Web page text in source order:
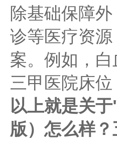
除基础保障
诊等医疗资源
案。例如，
三甲医院床
以上就是关
版）怎么样